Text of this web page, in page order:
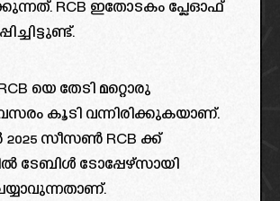
RCB ഇതോടകം പ്ലേഓഫ്
യെ തേടി മറ്റൊരു
കൂടി വന്നിരിക്കുകയാണ്.
സീസൺ RCB ക്ക്
ടേബിൾ ടോപ്പേഴ്സായി